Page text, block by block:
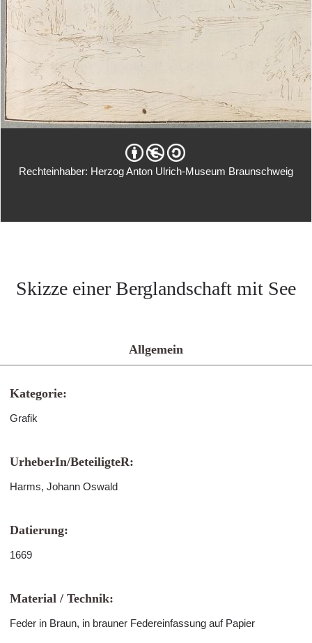
Rechteinhaber: Herzog Anton Ulrich-Museum Braunschweig
Skizze einer Berglandschaft mit See
Allgemein
Kategorie:
Grafik
UrheberIn/BeteiligteR:
Harms, Johann Oswald
Datierung:
1669
Material / Technik:
Feder in Braun, in brauner Federeinfassung auf Papier